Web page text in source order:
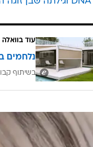
עוד בוואלה
נלחמים
בשיתוף